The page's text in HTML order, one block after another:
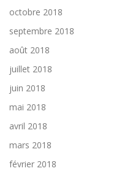
octobre 2018
septembre 2018
août 2018
juillet 2018
juin 2018
mai 2018
avril 2018
mars 2018
février 2018